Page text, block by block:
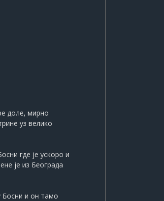
доле, мирно
уз велико
где је ускоро и
је из Београда
Босни и он тамо